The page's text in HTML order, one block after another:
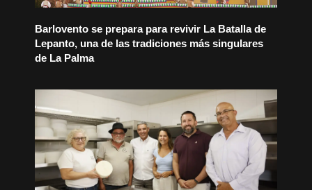
Barlovento se prepara para revivir La Batalla de
Lepanto, una de las tradiciones más singulares
de La Palma